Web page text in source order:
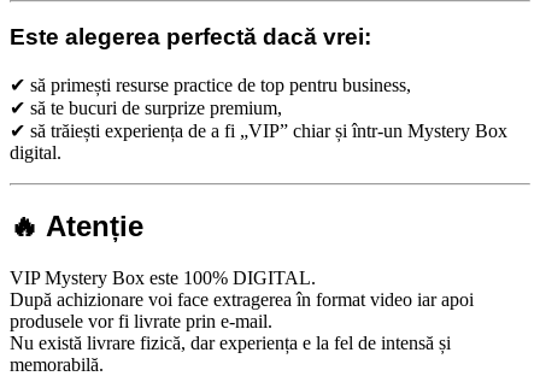
Este alegerea perfectă dacă vrei:
✔ să primești resurse practice de top pentru business,
✔ să te bucuri de surprize premium,
✔ să trăiești experiența de a fi „VIP” chiar și într-un Mystery Box
digital.
🔥 Atenție
VIP Mystery Box este 100% DIGITAL.
După achizionare voi face extragerea în format video iar apoi
produsele vor fi livrate prin e-mail.
Nu există livrare fizică, dar experiența e la fel de intensă și
memorabilă.